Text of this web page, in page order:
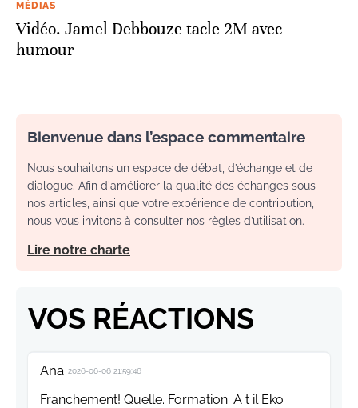
MÉDIAS
Vidéo. Jamel Debbouze tacle 2M avec
humour
Bienvenue dans l’espace commentaire
Nous souhaitons un espace de débat, d’échange et de
dialogue. Afin d'améliorer la qualité des échanges sous
nos articles, ainsi que votre expérience de contribution,
nous vous invitons à consulter nos règles d’utilisation.
Lire notre charte
VOS RÉACTIONS
Ana 2026-06-06 21:59:46
Franchement! Quelle. Formation. A t il Eko